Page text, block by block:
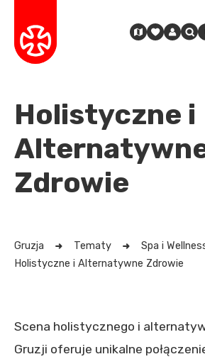
Holistyczne i
Zdrowie
Gruzja Tematy
Spa i
Holistyczne i Alternatywne Zdrowie
Scena holistycznego i
Gruzji oferuje unikalne